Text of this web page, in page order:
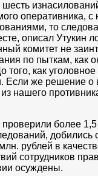
оперативника, с
то
описал Утукин
комитет не
по пыткам, как
того, как
же решение о
нашего
более
добились
рублей в
сотрудников
осуждены.